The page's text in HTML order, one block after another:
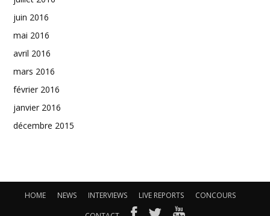
juin 2016
mai 2016
avril 2016
mars 2016
février 2016
janvier 2016
décembre 2015
HOME NEWS INTERVIEWS LIVE REPORTS
CONCOURS